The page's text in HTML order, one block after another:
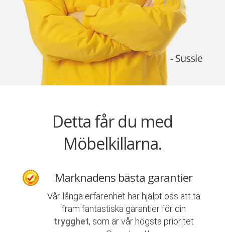
Detta får du med
Möbelkillarna.
Marknadens bästa garantier
Vår långa erfarenhet har hjälpt oss att ta
fram fantastiska garantier för din
trygghet, som är vår högsta prioritet